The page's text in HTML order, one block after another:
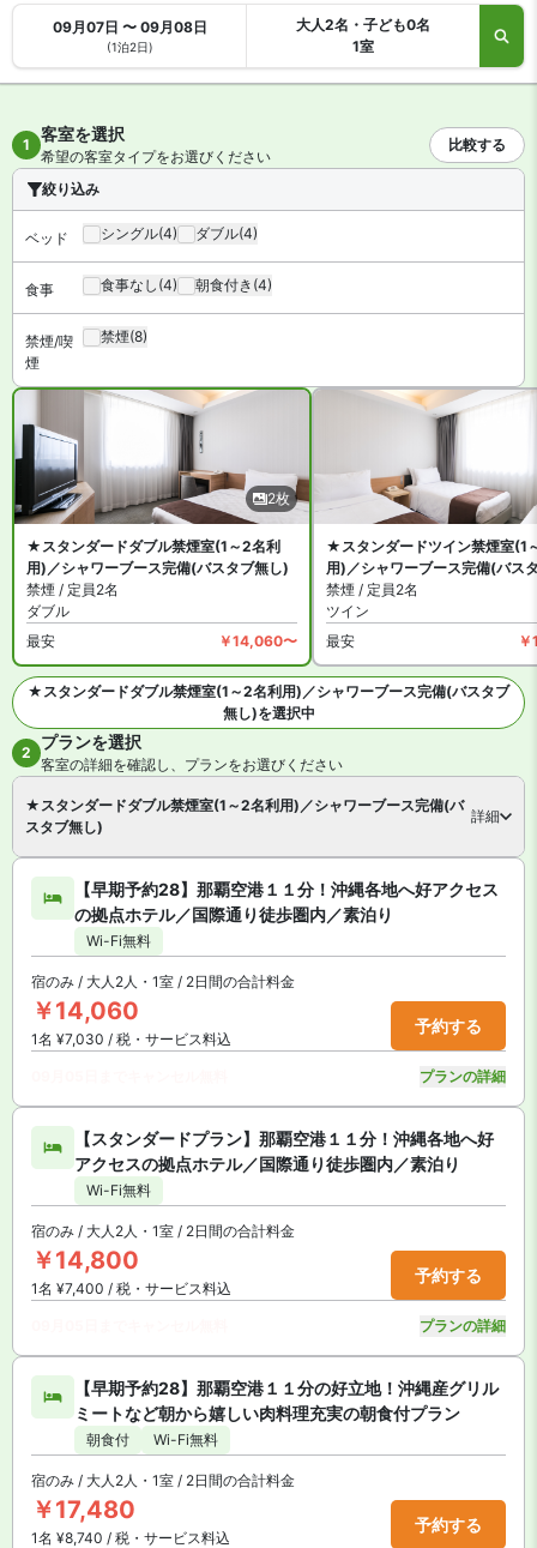
那覇 国際通りは徒歩約15分です。沖縄本島各地へ向かう那覇バスタ
ーミナルもホテルの向かいにあります。
【駐車場】有料
【お食事、レストラン】
朝食はブッフェ形式です（有料）。館内にはゲストラウンジがあり
ます。セルフサービスのコーヒーや紅茶、フレーバーウォーターも
利用可能です。
【館内施設・サービス】
客室数は全 215 室。インターネットは無料 Wi-Fiを備えています。
施設はパソコンコーナーをロビーに設置。ズボンプレッサーの貸し
出しや、クリーニングサービスも利用できます。
那覇 東急REIホテル は全館禁煙です。指定の喫煙スペースがありま
す。
09月07日 〜 09月08日
(1泊2日)
大人2名・子ども0名
1室
1
客室を選択
希望の客室タイプをお選びください
比較する
絞り込み
ベッド シングル(4) ダブル(4)
食事 食事なし (4) 朝食付き (4)
禁煙/喫
煙
禁煙(8)
2枚
★スタンダードダブル禁煙室(1～2名利
用)／シャワーブース完備(バスタブ無し)
禁煙 / 定員2名
ダブル
最安
￥14,060〜
★スタンダードツイン禁煙室(1
用)／シャワーブース完備(バス
禁煙 / 定員2名
ツイン
最安
★スタンダードダブル禁煙室(1～2名利用)／シャワーブース完備(バスタブ
無し)を選択中
2 プランを選択
客室の詳細を確認し、プランをお選びください
★スタンダードダブル禁煙室(1～2名利用)／シャワーブース完備(バ
スタブ無し)
詳細
【早期予約28】那覇空港１１分！沖縄各地へ好アクセス
の拠点ホテル／国際通り徒歩圏内／素泊り
Wi-Fi無料
宿のみ / 大人2人・1室 / 2日間の合計料金
￥14,060
1名 ¥7,030 / 税・サービス料込
予約する
プランの詳細
【スタンダードプラン】那覇空港１１分！沖縄各地へ好
アクセスの拠点ホテル／国際通り徒歩圏内／素泊り
Wi-Fi無料
宿のみ / 大人2人・1室 / 2日間の合計料金
￥14,800
1名 ¥7,400 / 税・サービス料込
予約する
プランの詳細
【早期予約28】那覇空港１１分の好立地！沖縄産グリル
ミートなど朝から嬉しい肉料理充実の朝食付プラン
朝食付 Wi-Fi無料
宿のみ / 大人2人・1室 / 2日間の合計料金
￥17,480
1名 ¥8,740 / 税・サービス料込
予約する